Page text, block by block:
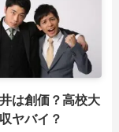
は創価？高校大
ヤバイ？